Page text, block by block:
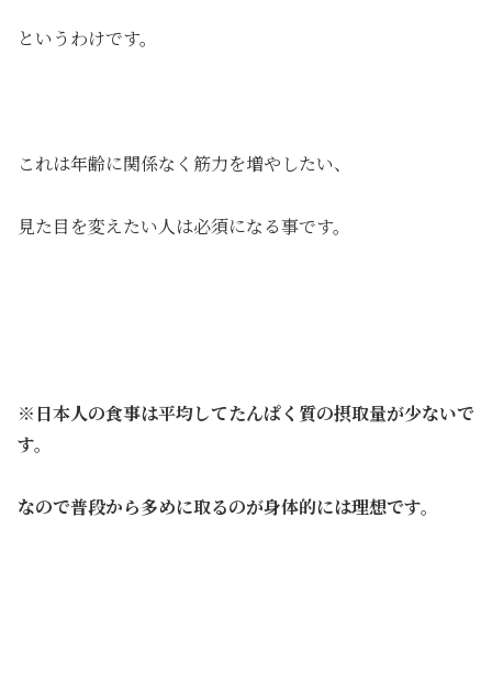
というわけです。
これは年齢に関係なく筋力を増やしたい、
見た目を変えたい人は必須になる事です。
※日本人の食事は平均してたんぱく質の摂取量が少ないで
す。
なので普段から多めに取るのが身体的には理想です。